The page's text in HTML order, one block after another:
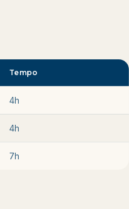
Tempo
4h
4h
7h